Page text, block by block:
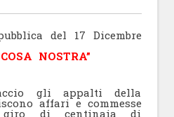
del 17 Dicembre
NOSTRA”
gli appalti della
affari e commesse
giro di centinaia di